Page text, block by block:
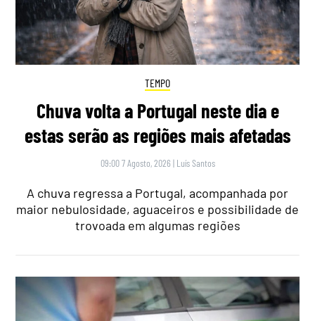
TEMPO
Chuva volta a Portugal neste dia e
estas serão as regiões mais afetadas
09:00 7 Agosto, 2026 | Luís Santos
A chuva regressa a Portugal, acompanhada por
maior nebulosidade, aguaceiros e possibilidade de
trovoada em algumas regiões